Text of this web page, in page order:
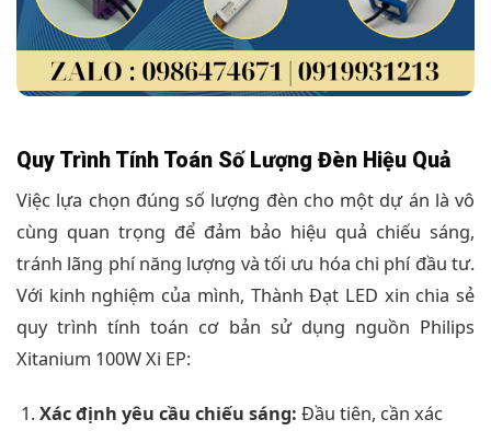
Quy Trình Tính Toán Số Lượng Đèn Hiệu Quả
Việc lựa chọn đúng số lượng đèn cho một dự án là vô
cùng quan trọng để đảm bảo hiệu quả chiếu sáng,
tránh lãng phí năng lượng và tối ưu hóa chi phí đầu tư.
Với kinh nghiệm của mình, Thành Đạt LED xin chia sẻ
quy trình tính toán cơ bản sử dụng nguồn Philips
Xitanium 100W Xi EP:
Xác định yêu cầu chiếu sáng: Đầu tiên, cần xác